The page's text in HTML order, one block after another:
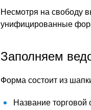
Несмотря на свободу
унифицированные
Заполняем
Форма состоит из
Название торговой